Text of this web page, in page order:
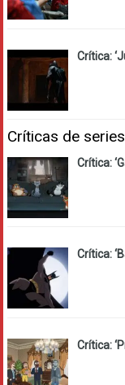
Crítica:
Críticas de series
Crítica:
Crítica:
Crítica: